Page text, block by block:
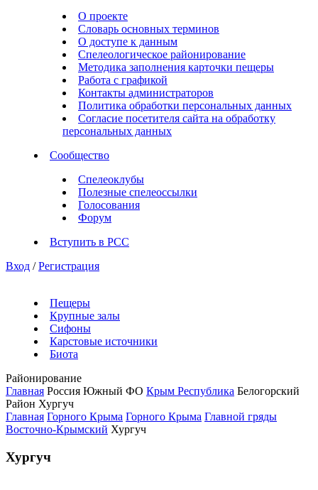
О проекте
Словарь основных терминов
О доступе к данным
Спелеологическое районирование
Методика заполнения карточки пещеры
Работа с графикой
Контакты администраторов
Политика обработки персональных данных
Согласие посетителя сайта на обработку
персональных данных
Сообщество
Спелеоклубы
Полезные спелеоссылки
Голосования
Форум
Вступить в РСС
Вход / Регистрация
Пещеры
Крупные залы
Сифоны
Карстовые источники
Биота
Районирование
Главная Россия Южный ФО Крым Республика Белогорский
Район Хургуч
Главная Горного Крыма Горного Крыма Главной гряды
Восточно-Крымский Хургуч
Хургуч